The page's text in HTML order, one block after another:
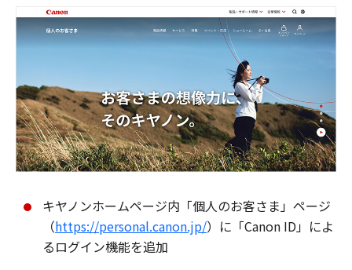
キヤノンホームページ内「個人のお客さま」ページ
（https://personal.canon.jp/）に「Canon ID」によ
るログイン機能を追加